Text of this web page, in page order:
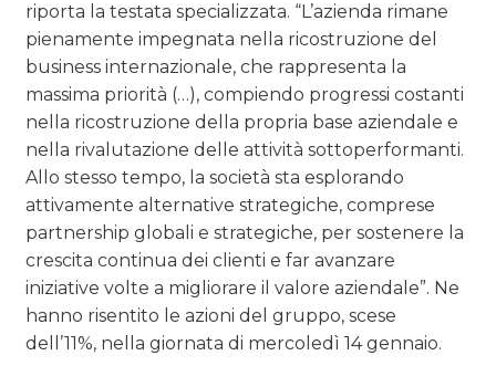
riporta la testata specializzata. “L’azienda rimane
pienamente impegnata nella ricostruzione del
business internazionale, che rappresenta la
massima priorità (…), compiendo progressi costanti
nella ricostruzione della propria base aziendale e
nella rivalutazione delle attività sottoperformanti.
Allo stesso tempo, la società sta esplorando
attivamente alternative strategiche, comprese
partnership globali e strategiche, per sostenere la
crescita continua dei clienti e far avanzare
iniziative volte a migliorare il valore aziendale”. Ne
hanno risentito le azioni del gruppo, scese
dell’11%, nella giornata di mercoledì 14 gennaio.